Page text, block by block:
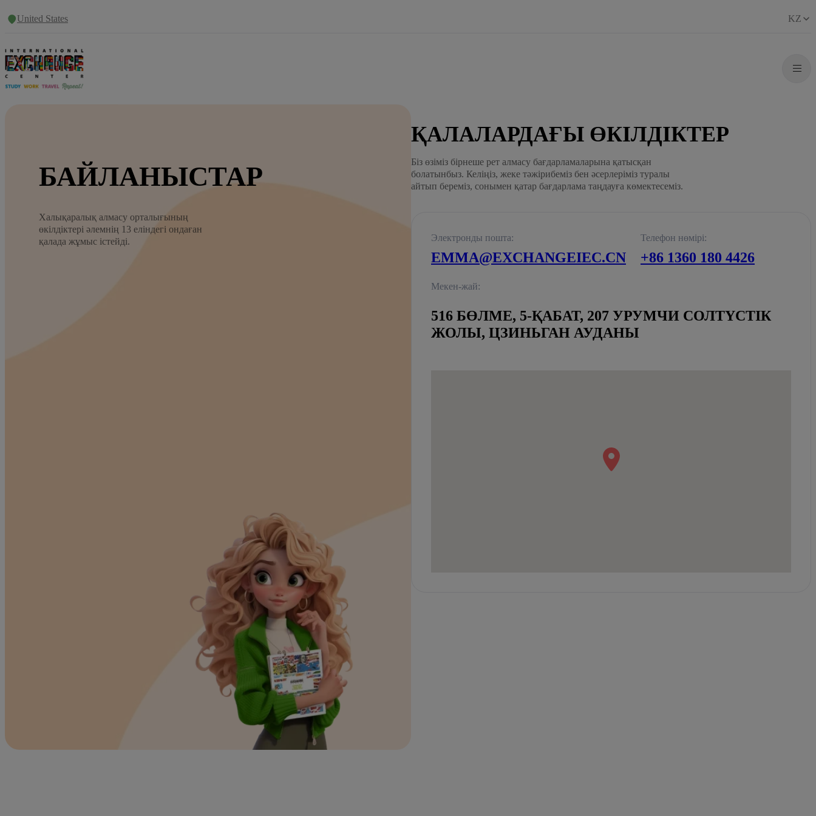
United States KZ
БАЙЛАНЫСТАР
Халықаралық алмасу орталығының
өкілдіктері әлемнің 13 еліндегі ондаған
қалада жұмыс істейді.
ҚАЛАЛАРДАҒЫ ӨКІЛДІКТЕР
Біз өзіміз бірнеше рет алмасу бағдарламаларына қатысқан
болатынбыз. Келіңіз, жеке тәжірибеміз бен әсерлеріміз туралы
айтып береміз, сонымен қатар бағдарлама таңдауға көмектесеміз.
Электронды пошта:
EMMA@EXCHANGEIEC.CN
Телефон нөмірі:
+86 1360 180 4426
Мекен-жай:
516 БӨЛМЕ, 5-ҚАБАТ, 207 УРУМЧИ СОЛТҮСТІК
ЖОЛЫ, ЦЗИНЬГАН АУДАНЫ